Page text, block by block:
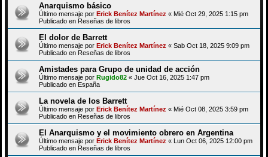
Anarquismo básico
Último mensaje por Erick Benítez Martínez « Mié Oct 29, 2025 1:15 pm
Publicado en Reseñas de libros
El dolor de Barrett
Último mensaje por Erick Benítez Martínez « Sab Oct 18, 2025 9:09 pm
Publicado en Reseñas de libros
Amistades para Grupo de unidad de acción
Último mensaje por Rugido82 « Jue Oct 16, 2025 1:47 pm
Publicado en España
La novela de los Barrett
Último mensaje por Erick Benítez Martínez « Mié Oct 08, 2025 3:59 pm
Publicado en Reseñas de libros
El Anarquismo y el movimiento obrero en Argentina
Último mensaje por Erick Benítez Martínez « Lun Oct 06, 2025 12:00 pm
Publicado en Reseñas de libros